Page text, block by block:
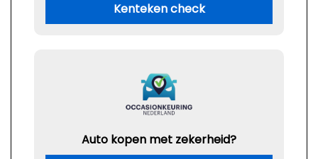
Kenteken check
Auto kopen met zekerheid?